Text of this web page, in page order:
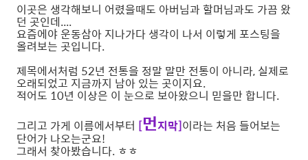
이곳은 생각해보니 어렸을때도 아버님과 할머님과도 가끔 왔
던 곳인데....
요즘에야 운동삼아 지나가다 생각이 나서 이렇게 포스팅을
올려보는 곳입니다.
제목에서처럼 52년 전통을 정말 말만 전통이 아니라, 실제로
오래되었고 지금까지 남아 있는 곳이지요.
적어도 10년 이상은 이 눈으로 보아왔으니 믿을만 합니다.
그리고 가게 이름에서부터 [먼지막]이라는 처음 들어보는
단어가 나오는군요!
그래서 찾아봤습니다. ㅎㅎ